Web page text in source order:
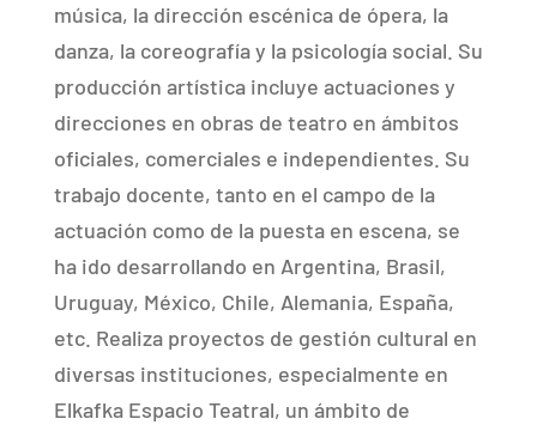
música, la dirección escénica de ópera, la
danza, la coreografía y la psicología social. Su
producción artística incluye actuaciones y
direcciones en obras de teatro en ámbitos
oficiales, comerciales e independientes. Su
trabajo docente, tanto en el campo de la
actuación como de la puesta en escena, se
ha ido desarrollando en Argentina, Brasil,
Uruguay, México, Chile, Alemania, España,
etc. Realiza proyectos de gestión cultural en
diversas instituciones, especialmente en
Elkafka Espacio Teatral, un ámbito de